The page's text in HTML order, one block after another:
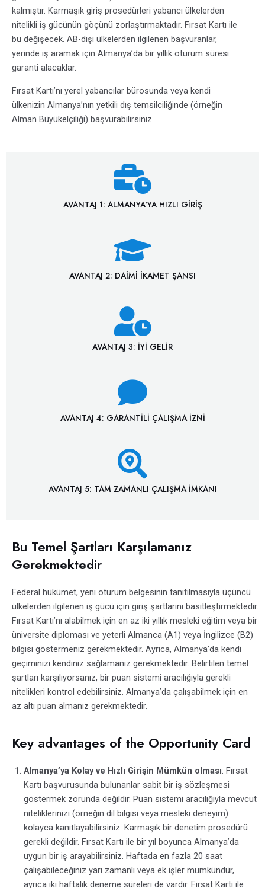
kalmıştır. Karmaşık giriş prosedürleri yabancı ülkelerden
nitelikli iş gücünün göçünü zorlaştırmaktadır. Fırsat Kartı ile
bu değişecek. AB-dışı ülkelerden ilgilenen başvuranlar,
yerinde iş aramak için Almanya’da bir yıllık oturum süresi
garanti alacaklar.
Fırsat Kartı’nı yerel yabancılar bürosunda veya kendi
ülkenizin Almanya’nın yetkili dış temsilciliğinde (örneğin
Alman Büyükelçiliği) başvurabilirsiniz.
AVANTAJ 1: ALMANYA'YA HIZLI GIRIŞ
AVANTAJ 2: DAIMI IKAMET ŞANSI
AVANTAJ 3: İYI GELIR
AVANTAJ 4: GARANTILI ÇALIŞMA İZNI
AVANTAJ 5: TAM ZAMANLI ÇALIŞMA İMKANI
Bu Temel Şartları Karşılamanız
Gerekmektedir
Federal hükümet, yeni oturum belgesinin tanıtılmasıyla üçüncü
ülkelerden ilgilenen iş gücü için giriş şartlarını basitleştirmektedir.
Fırsat Kartı’nı alabilmek için en az iki yıllık mesleki eğitim veya bir
üniversite diploması ve yeterli Almanca (A1) veya İngilizce (B2)
bilgisi göstermeniz gerekmektedir. Ayrıca, Almanya’da kendi
geçiminizi kendiniz sağlamanız gerekmektedir. Belirtilen temel
şartları karşılıyorsanız, bir puan sistemi aracılığıyla gerekli
nitelikleri kontrol edebilirsiniz. Almanya’da çalışabilmek için en
az altı puan almanız gerekmektedir.
Key advantages of the Opportunity Card
Almanya’ya Kolay ve Hızlı Girişin Mümkün olması: Fırsat
Kartı başvurusunda bulunanlar sabit bir iş sözleşmesi
göstermek zorunda değildir. Puan sistemi aracılığıyla mevcut
niteliklerinizi (örneğin dil bilgisi veya mesleki deneyim)
kolayca kanıtlayabilirsiniz. Karmaşık bir denetim prosedürü
gerekli değildir. Fırsat Kartı ile bir yıl boyunca Almanya’da
uygun bir iş arayabilirsiniz. Haftada en fazla 20 saat
çalışabileceğiniz yarı zamanlı veya ek işler mümkündür,
ayrıca iki haftalık deneme süreleri de vardır. Fırsat Kartı ile